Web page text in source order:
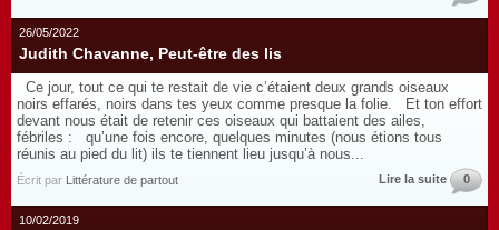
26/05/2022
Judith Chavanne, Peut-être des lis
Ce jour, tout ce qui te restait de vie c’étaient deux grands oiseaux
noirs effarés, noirs dans tes yeux comme presque la folie. Et ton effort
devant nous était de retenir ces oiseaux qui battaient des ailes,
fébriles : qu’une fois encore, quelques minutes (nous étions tous
réunis au pied du lit) ils te tiennent lieu jusqu’à nous...
Écrit par Littérature de partout Lire la suite 0
10/02/2019